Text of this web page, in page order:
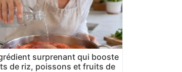
surprenant qui booste
de riz, poissons et fruits de